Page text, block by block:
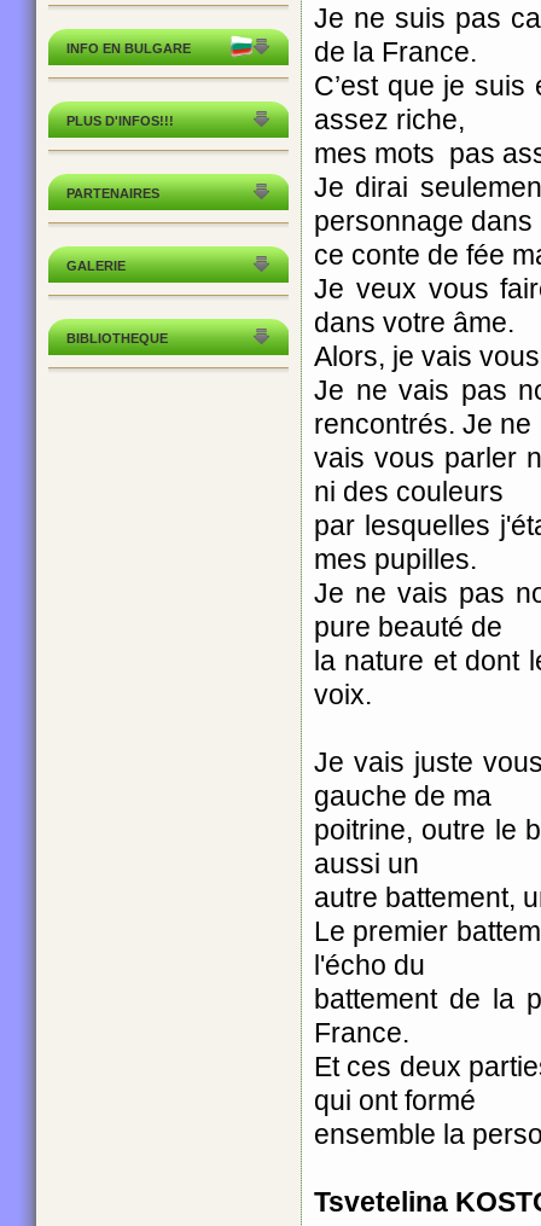
Je ne suis pas
de la France.
C’est que je suis
assez riche,
mes mots pas
Je dirai
personnage dans
ce conte de fée
Je veux vous
dans votre âme.
Alors, je vais
Je ne vais pas
rencontrés. Je ne
vais vous parler
ni des couleurs
par lesquelles
mes pupilles.
Je ne vais pas
pure beauté de
la nature et dont
voix.
Je vais juste
gauche de ma
poitrine, outre le
aussi un
autre battement,
Le premier
l'écho du
battement de la
France.
Et ces deux
qui ont formé
ensemble la
Tsvetelina
INFO EN BULGARE
PLUS D'INFOS!!!
PARTENAIRES
GALERIE
BIBLIOTHEQUE